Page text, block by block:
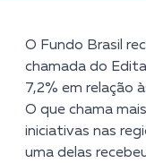
O Fundo Brasil
chamada do
7,2% em relação
O que chama
iniciativas nas
uma delas